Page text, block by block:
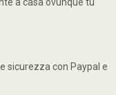
a casa ovunque tu
sicurezza con Paypal e